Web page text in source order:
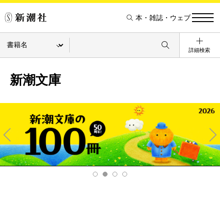
本・雑誌・ウェブ
詳細検索
新潮文庫
Pre
v
Ne
xt